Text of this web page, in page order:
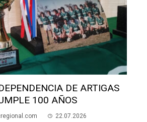
DE ARTIGAS
100 AÑOS
22.07.2026